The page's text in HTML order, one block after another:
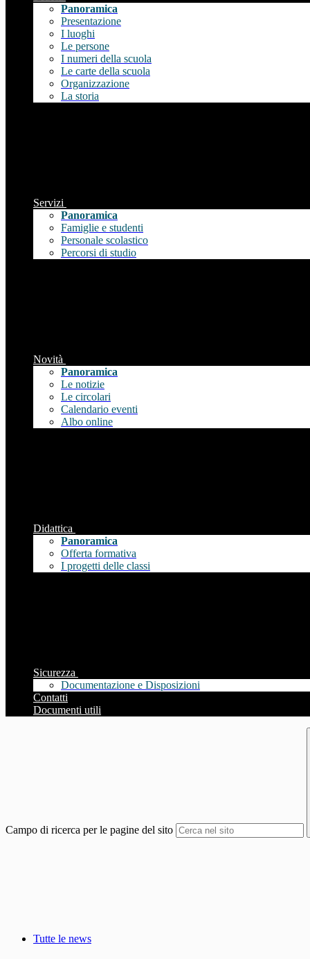
Panoramica
Presentazione
I luoghi
Le persone
I numeri della scuola
Le carte della scuola
Organizzazione
La storia
Servizi
Panoramica
Famiglie e studenti
Personale scolastico
Percorsi di studio
Novità
Panoramica
Le notizie
Le circolari
Calendario eventi
Albo online
Didattica
Panoramica
Offerta formativa
I progetti delle classi
Sicurezza
Documentazione e Disposizioni
Contatti
Documenti utili
Campo di ricerca per le pagine del sito
Tutte le news